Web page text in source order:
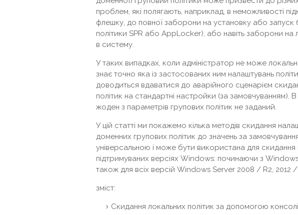
проблем, які полягають, наприклад, в неможливості
флешку, до повної заборони на установку або запуск
політики SPR або AppLocker), або навіть заборони на
в систему.
У таких випадках, коли адміністратор не може
знає точно яка із застосованих ним налаштувань
доводиться вдаватися до аварійного сценарієм
політик на стандартні настройки (за замовчуванням).
жоден з параметрів групових політик не заданий.
У цій статті ми покажемо кілька методів скидання
доменних групових політик до значень за
універсальною і може бути використана для скидання
підтримуваних версіях Windows: починаючи з
також для всіх версій Windows Server 2008 / R2, 2012 /
зміст:
Скидання локальних політик за допомогою